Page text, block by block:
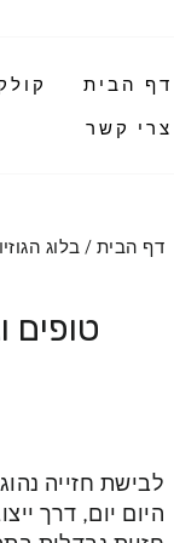
דף הבית
צרי קשר
דף הבית / בלוג
טופים
היום יום, דרך